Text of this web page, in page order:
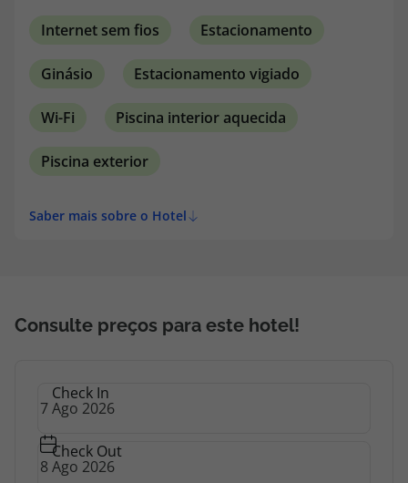
Internet sem fios Estacionamento
Ginásio Estacionamento vigiado
Wi-Fi Piscina interior aquecida
Piscina exterior
Saber mais sobre o Hotel
Consulte preços para este hotel!
Check In
Check Out